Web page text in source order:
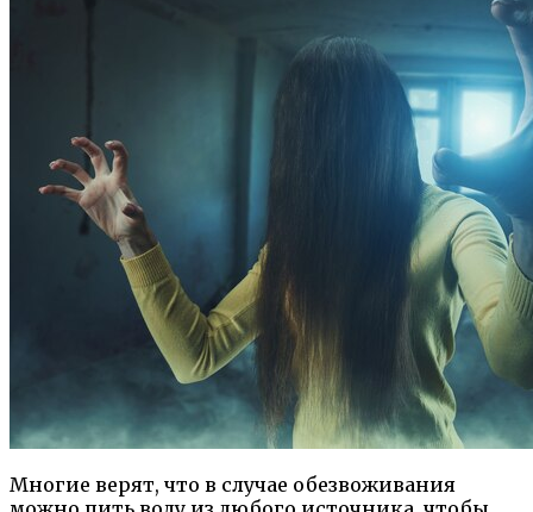
Многие верят, что в случае обезвоживания